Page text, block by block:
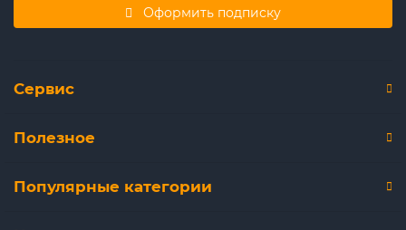
Оформить подписку
Сервис
Полезное
Популярные категории